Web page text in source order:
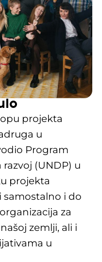
projekta
u
Program
(UNDP) u
projekta
samostalno i do
za
zemlji, ali i
u